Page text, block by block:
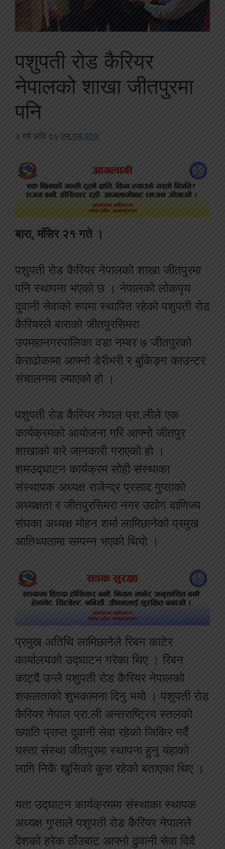
पशुपती रोड कैरियर
नेपालको शाखा जीतपुरमा
पनि
३ वर्ष अघि by एस.एस.पटेल
बारा, मंसिर २१ गते ।
पशुपती रोड कैरियर नेपालको शाखा जीतपुरमा
पनि स्थापना भएको छ । नेपालको लोकपृय
दुवानी सेवाको रुपमा स्थापित रहेको पशुपती रोड
कैरियरले बाराको जीतपुरसिमरा
उपमहानगरपालिका वडा नम्बर ७ जीतपुरको
केराढोकामा आफ्नो डेरीभरी र बुकिङ्ग काउन्टर
संचालनमा ल्याएको हो ।
पशुपती रोड कैरियर नेपाल प्रा.लीले एक
कार्यक्रमको आयोजना गरि आफ्नो जीतपुर
शाखाको बारे जानकारी गराएको हो ।
शमउद्घाटन कार्यक्रम सोही संस्थाका
संस्थापक अध्यक्ष राजेन्द्र प्रसाद गुप्ताको
अध्यक्षता र जीतपुरसिमरा नगर उद्योग वाणिज्य
संघका अध्यक्ष मोहन शर्मा लामिछानेको प्रमुख
आतिथ्यतामा सम्पन्न भएको थियो ।
प्रमुख अतिथि लामिछानेले रिबन काटेर
कार्यालयको उद्घाटन गरेका थिए । रिबन
काट्दै उन्ले पशुपती रोड कैरियर नेपालको
शफलताको शुभकामना दिनु भयो । पशुपती रोड
कैरियर नेपाल प्रा.ली अन्तराष्ट्रिय स्तलको
ख्याति प्राप्त दुवानी सेवा रहेको जिकिर गर्दै
यस्ता संस्था जीतपुरमा स्थापना हुनु यंहाको
लागि निकै खुसिको कुरा रहेको बताएका थिए ।
यता उद्घाटन कार्यक्रममा संस्थाका स्थापक
अध्यक्ष गुप्ताले पशुपती रोड कैरियर नेपालले
देशको हरेक ठाँउबाट आफ्नो ढुवानी सेवा दिदै